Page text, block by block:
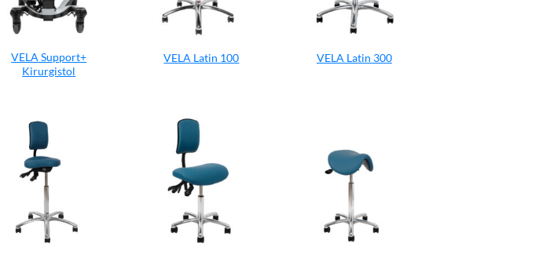
VELA Support+
Kirurgistol
VELA Latin 100 VELA Latin 300